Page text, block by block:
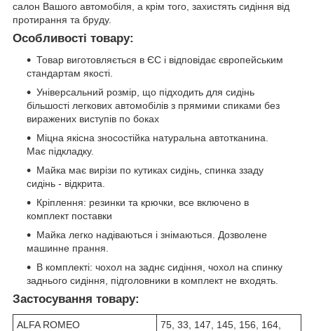
салон Вашого автомобіля, а крім того, захистять сидіння від
протирання та бруду.
Особливості товару:
Товар виготовляється в ЄС і відповідає європейським
стандартам якості.
Універсальний розмір, що підходить для сидінь
більшості легкових автомобілів з прямими спиками без
виражених виступів по боках
Міцна якісна зносостійка натуральна автотканина.
Має підкладку.
Майка має вирізи по кутиках сидінь, спинка ззаду
сидінь - відкрита.
Кріплення: резинки та крючки, все включено в
комплект поставки
Майка легко надіваються і знімаються. Дозволене
машинне прання.
В комплекті: чохол на заднє сидіння, чохол на спинку
заднього сидіння, підголовники в комплект не входять.
Застосування товару:
ALFA ROMEO
75, 33, 147, 145, 156, 164,